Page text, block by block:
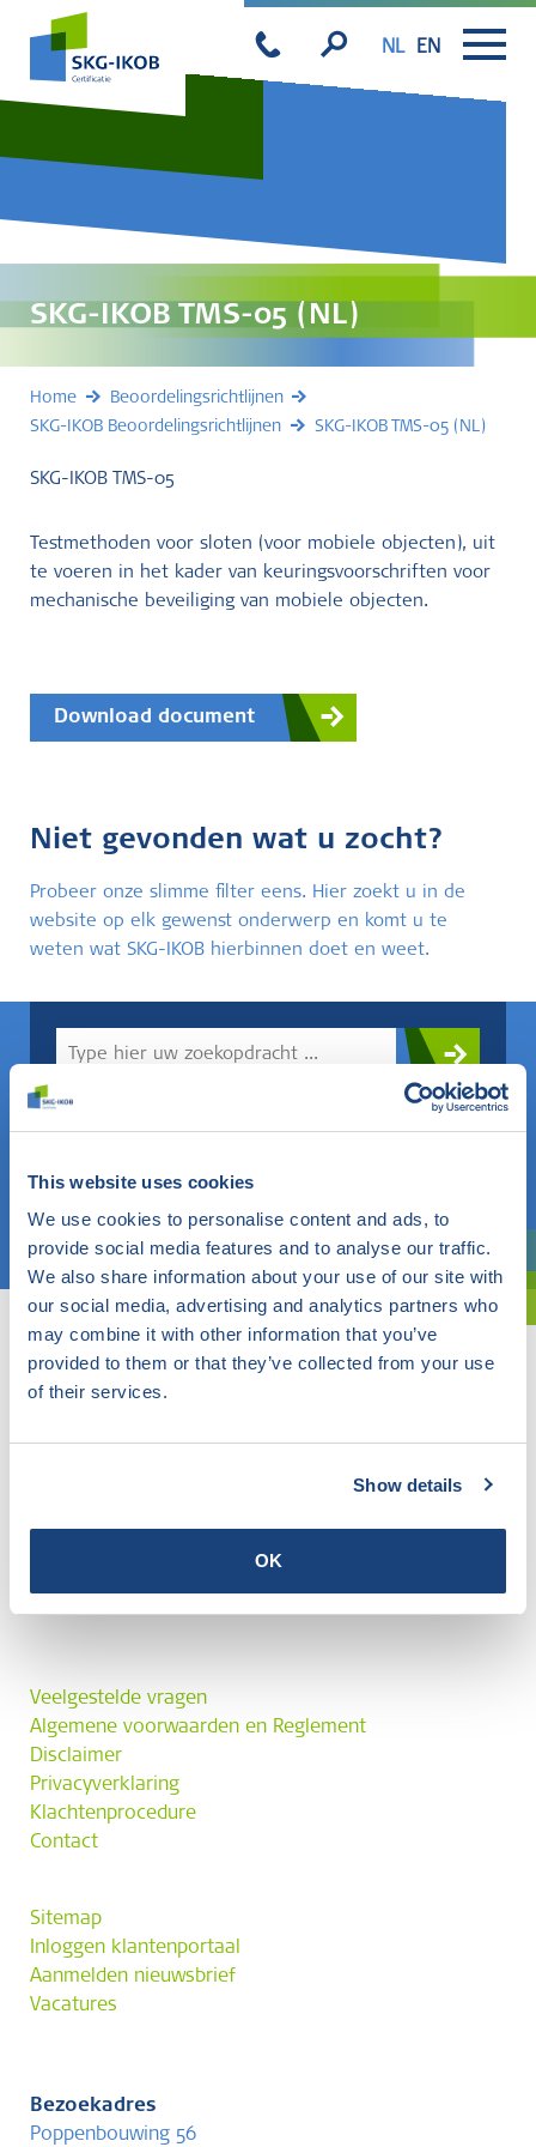
This website uses cookies
We use cookies to personalise content and ads, to
provide social media features and to analyse our traffic.
We also share information about your use of our site with
our social media, advertising and analytics partners who
may combine it with other information that you’ve
provided to them or that they’ve collected from your use
of their services.
Show details
OK
NL EN
SKG-IKOB TMS-05 (NL)
Home
Beoordelingsrichtlijnen
SKG-IKOB Beoordelingsrichtlijnen
SKG-IKOB TMS-05 (NL)
SKG-IKOB TMS-05
Testmethoden voor sloten (voor mobiele objecten), uit
te voeren in het kader van keuringsvoorschriften voor
mechanische beveiliging van mobiele objecten.
Download document
Niet gevonden wat u zocht?
Probeer onze slimme filter eens. Hier zoekt u in de
website op elk gewenst onderwerp en komt u te
weten wat SKG-IKOB hierbinnen doet en weet.
Weet u wat u zoekt? Gebruik dan dit veld.
Kies een onderwerp
Bent u oriënterend? Gebruik dan onze filter.
Veelgestelde vragen
Algemene voorwaarden en Reglement
Disclaimer
Privacyverklaring
Klachtenprocedure
Contact
Sitemap
Inloggen klantenportaal
Aanmelden nieuwsbrief
Vacatures
Bezoekadres
Poppenbouwing 56